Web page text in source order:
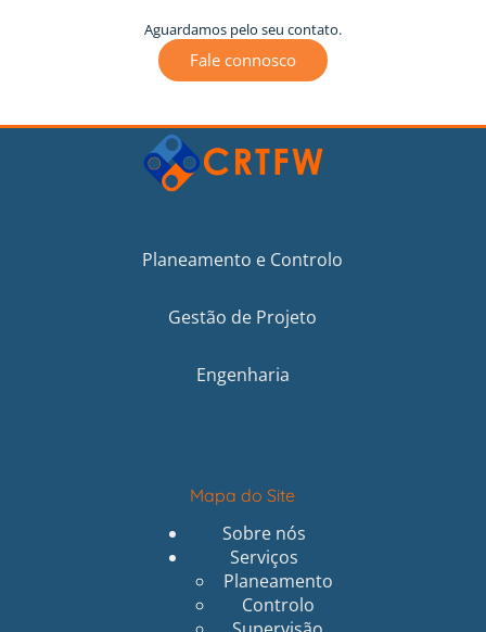
Aguardamos pelo seu contato.
Fale connosco
Planeamento e Controlo
Gestão de Projeto
Engenharia
Mapa do Site
Sobre nós
Serviços
Planeamento
Controlo